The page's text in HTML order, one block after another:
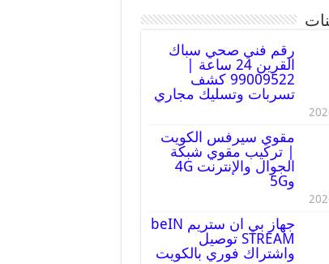
رقم فني صحي سباك
القرين 24 ساعة |
99009522 كشف
تسربات وتسليك مجاري
مقوي سيرفس الكويت
| تركيب مقوي شبكة
الجوال والإنترنت 4G
و5G
جهاز بي ان ستريم beIN
STREAM توصيل
واشتراك فوري بالكويت